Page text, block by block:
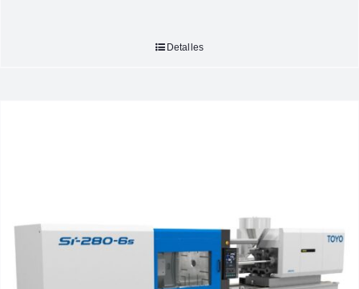
Detalles